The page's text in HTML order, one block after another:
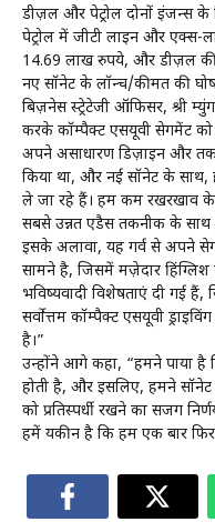
डीज़ल और पेट्रोल दोनों इंजन्स
पेट्रोल में जीटी लाइन और एक्स-
14.69 लाख रुपये, और डीज़ल
नए सॉनेट के लॉन्च/कीमत की
बिज़नेस स्ट्रेटेजी ऑफिसर, श्री
करके कॉम्पैक्ट एसयूवी सेगमेंट को
अपने असाधारण डिज़ाइन और
किया था, और नई सॉनेट के
ले जा रहे हैं। हम कम रखरखाव के
सबसे उन्नत एडैस तकनीक के साथ
इसके अलावा, यह गर्व से अपने
सामने है, जिसमें मज़ेदार
भविष्यवादी विशेषताएं दी गई हैं,
सर्वोत्तम कॉम्पैक्ट एसयूवी
है।”
उन्होंने आगे कहा, “हमने पाया है
होती है, और इसलिए, हमने
को प्रतिस्पर्धी रखने का सजग
हमें यकीन है कि हम एक बार